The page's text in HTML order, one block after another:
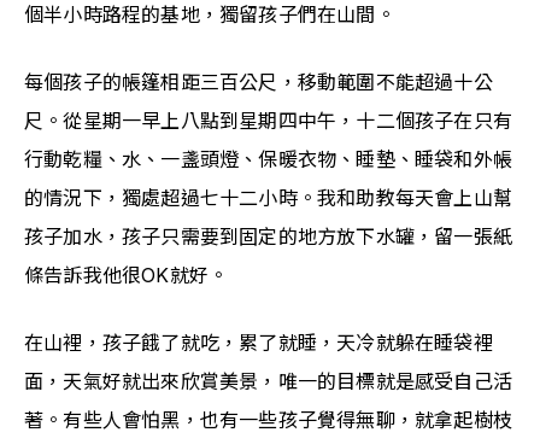
個半小時路程的基地，獨留孩子們在山間。
每個孩子的帳篷相距三百公尺，移動範圍不能超過十公
尺。從星期一早上八點到星期四中午，十二個孩子在只有
行動乾糧、水、一盞頭燈、保暖衣物、睡墊、睡袋和外帳
的情況下，獨處超過七十二小時。我和助教每天會上山幫
孩子加水，孩子只需要到固定的地方放下水罐，留一張紙
條告訴我他很OK就好。
在山裡，孩子餓了就吃，累了就睡，天冷就躲在睡袋裡
面，天氣好就出來欣賞美景，唯一的目標就是感受自己活
著。有些人會怕黑，也有一些孩子覺得無聊，就拿起樹枝